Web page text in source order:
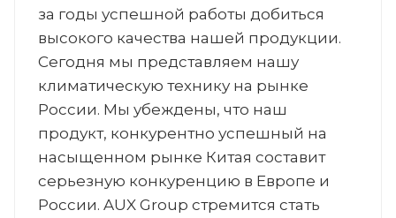
за годы успешной работы добиться
высокого качества нашей продукции.
Сегодня мы представляем нашу
климатическую технику на рынке
России. Мы убеждены, что наш
продукт, конкурентно успешный на
насыщенном рынке Китая составит
серьезную конкуренцию в Европе и
России. AUX Group стремится стать